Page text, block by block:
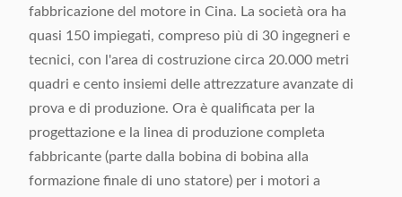
fabbricazione del motore in Cina. La società ora ha
quasi 150 impiegati, compreso più di 30 ingegneri e
tecnici, con l'area di costruzione circa 20.000 metri
quadri e cento insiemi delle attrezzature avanzate di
prova e di produzione. Ora è qualificata per la
progettazione e la linea di produzione completa
fabbricante (parte dalla bobina di bobina alla
formazione finale di uno statore) per i motori a